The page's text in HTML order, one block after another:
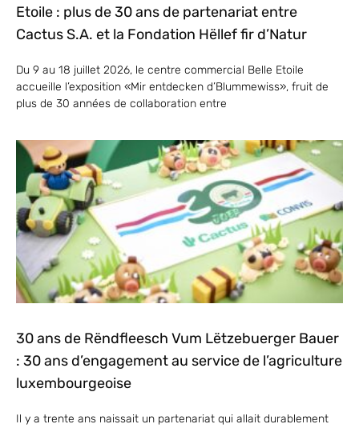
Etoile : plus de 30 ans de partenariat entre
Cactus S.A. et la Fondation Hëllef fir d’Natur
Du 9 au 18 juillet 2026, le centre commercial Belle Etoile
accueille l’exposition «Mir entdecken d’Blummewiss», fruit de
plus de 30 années de collaboration entre
30 ans de Rëndfleesch Vum Lëtzebuerger Bauer
: 30 ans d’engagement au service de l’agriculture
luxembourgeoise
Il y a trente ans naissait un partenariat qui allait durablement